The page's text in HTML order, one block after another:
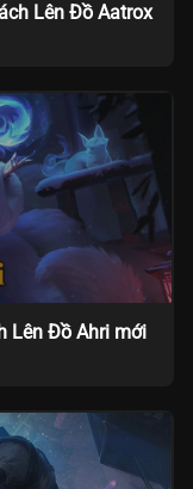
Lên Đồ Aatrox
Lên Đồ Ahri mới